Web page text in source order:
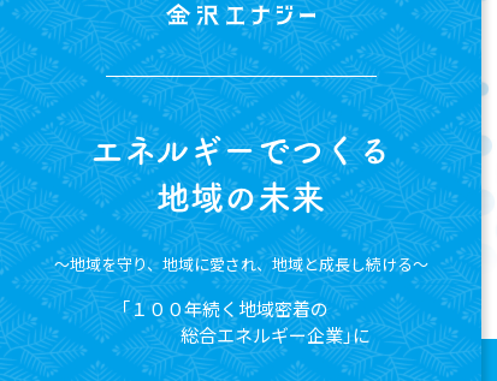
エネルギーでつくる
地域の未来
～地域を守り、地域に愛され、地域と成長し続ける～
「１００年続く地域密着の
総合エネルギー企業」に